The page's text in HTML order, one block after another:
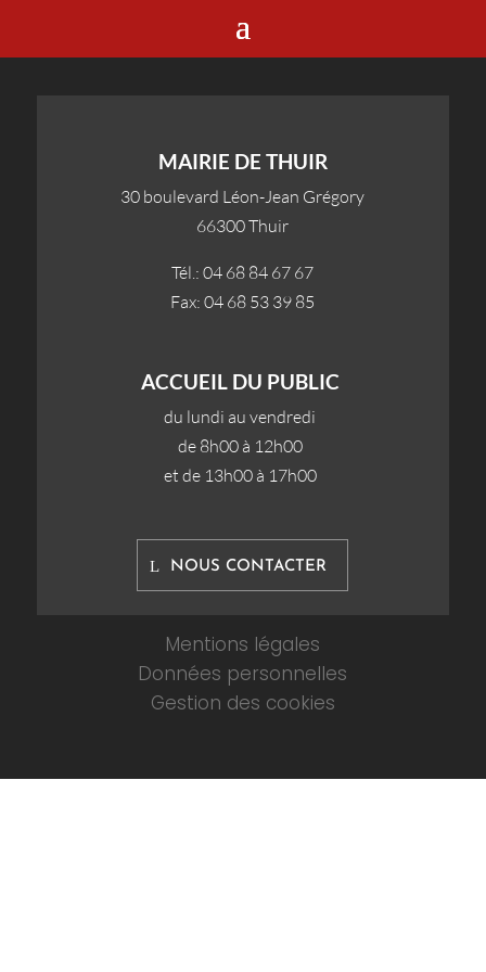
MAIRIE DE THUIR
30 boulevard Léon-Jean Grégory
66300 Thuir
Tél.: 04 68 84 67 67
Fax: 04 68 53 39 85
ACCUEIL DU PUBLIC
du lundi au vendredi
de 8h00 à 12h00
et de 13h00 à 17h00
NOUS CONTACTER
Mentions légales
Données personnelles
Gestion des cookies